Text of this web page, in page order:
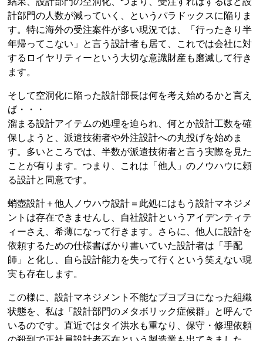
計部門の人数が減っていく、というパラドックスに陥りま
す。特に海外の受注案件が多い現況では、「行ったきり半
年帰ってこない」と言う設計者も居て、これでは会社に対
するロイヤリティーという大切な意識財産も磨滅して行き
ます。
そして空洞化に陥った設計部長は何を考え始めるかと言え
ば・・・
溜まる設計アイテムの処理を迫られ、何とか設計工数を確
保しようと、派遣技術者や外注設計への丸投げを始めま
す。多いところでは、半数が派遣技術者と言う実際を見た
ことが有ります。つまり、これは「他人」のノウハウに頼
る設計と同意です。
蛸壺設計＋他人ノウハウ設計＝此処にはもう設計マネジメ
ントは存在できませんし、自社設計というアイデンティテ
ィーさえ、希薄になって行きます。さらに、他人に設計を
依頼するための仕様書ばかり書いていた設計者は「手配
師」と化し、自ら設計能力を失って行くという笑えない現
実も存在します。
この様に、設計マネジメント不能なブヨブヨになった組織
状態を、私は「設計部門のメタボリック症候群」と呼んで
いるのです。直近ではタイ洪水も重なり、保守・修理依頼